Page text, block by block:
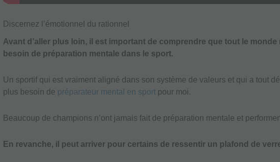
Discernez l’émotionnel du rationnel
Avant d’aller plus loin, il est important de comprendre que tout le monde
besoin de préparation mentale dans le sport.
Un sportif qui est vraiment aligné dans son système de valeurs et qui a tout
plus besoin de préparateur mental en sport pour moi.
Beaucoup de champions n’ont jamais fait de préparation mentale et
En revanche, il peut arriver pour certains de ressentir un plafond de